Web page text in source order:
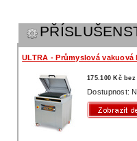
ULTRA - Průmyslová vakuová
175.100 Kč bez
Dostupnost: